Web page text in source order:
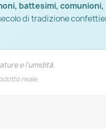
battesimi, comunioni,
di tradizione
e l’umidità.
reale.